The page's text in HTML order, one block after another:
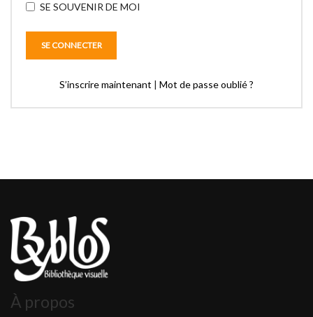
SE SOUVENIR DE MOI
S’inscrire maintenant | Mot de passe oublié ?
À propos